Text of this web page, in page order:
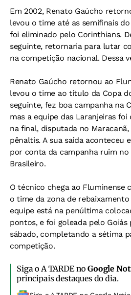
Em 2002, Renato Gaúcho
levou o time até as semifinais
foi eliminado pelo Corinthians.
seguinte, retornaria para lutar
na competição nacional. Dessa
Renato Gaúcho retornou ao
levou o time ao título da Copa
seguinte, fez boa campanha na
mas a equipe das Laranjeiras
na final, disputada no
pênaltis. A sua saída aconteceu
por conta da campanha ruim no
Brasileiro.
O técnico chega ao Fluminense
o time da zona de rebaixamento
equipe está na penúltima
pontos, e foi goleada pelo
sábado, completando a sétima
competição.
Siga o A TARDE noGoogle
principais destaques do dia.